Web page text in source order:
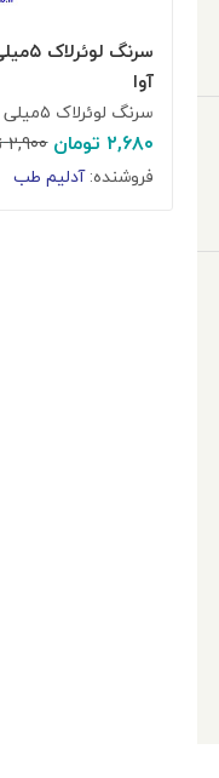
سرنگ
آوا
سرنگ لوئرلاک ۵میلی لیتر آوا
۲,۶۸۰ تومان ۲,۹۰۰
فروشنده:آدلیم طب